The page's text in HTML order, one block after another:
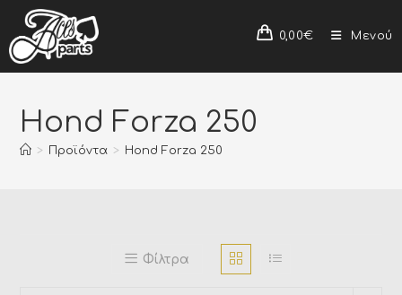
0,00€ Μενού
Hond Forza 250
> Προϊόντα > Hond Forza 250
Φίλτρα